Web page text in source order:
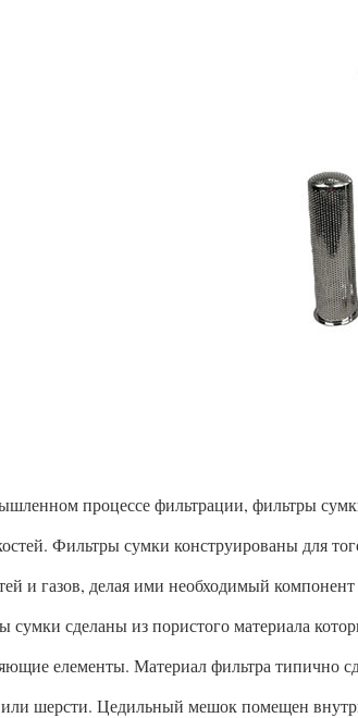
процессе фильтрации, фильтры
Фильтры сумки конструированы для
и газов, делая ими необходимый
сумки сделаны из пористого материала
елементы. Материал фильтра типично
шерсти. Цедильный мешок помещен